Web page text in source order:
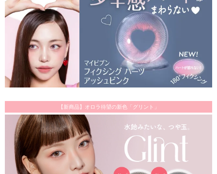
【新商品】オロラ待望の新色「グリント」